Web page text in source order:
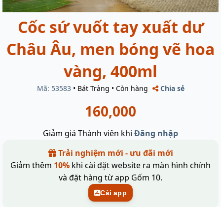
Cốc sứ vuốt tay xuất dư
Châu Âu, men bóng vẽ hoa
vàng, 400ml
Mã: 53583 • Bát Tràng • Còn hàng Chia sẻ
160,000
Giảm giá Thành viên khi Đăng nhập
Trải nghiệm mới - ưu đãi mới
Giảm thêm 10% khi cài đặt website ra màn hình chính
và đặt hàng từ app Gốm 10.
Cài app